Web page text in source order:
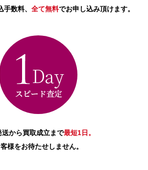
数料、 全て無料でお申し込み頂けます。
送から買取成立まで最短1日。
様をお待たせしません。